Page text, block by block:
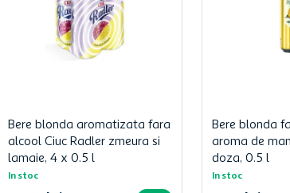
Bere blonda aromatizata fara
alcool Ciuc Radler zmeura si
lamaie, 4 x 0.5 l
In stoc
Bere blonda
aroma de
doza, 0.5 l
In stoc